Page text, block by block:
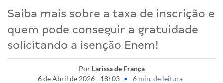
Saiba mais sobre a taxa de inscrição e
quem pode conseguir a gratuidade
solicitando a isenção Enem!
Por Larissa de França
6 de Abril de 2026 - 18h03 • 6 min. de leitura